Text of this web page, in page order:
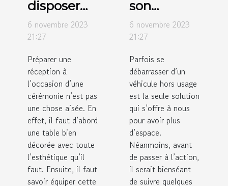
disposer
des verres
sur des
réception ?
6 novembre 2023
21:27
Préparer une
réception à
l’occasion d’une
cérémonie n’est pas
une chose aisée. En
effet, il faut d’abord
une table bien
décorée avec toute
l’esthétique qu’il
faut. Ensuite, il faut
savoir équiper cette
son
véhicule
hors usage
y procédé ?
6 novembre 2023
21:27
Parfois se
débarrasser d’un
véhicule hors usage
est la seule solution
qui s’offre à nous
pour avoir plus
d’espace.
Néanmoins, avant
de passer à l’action,
il serait bienséant
de suivre quelques